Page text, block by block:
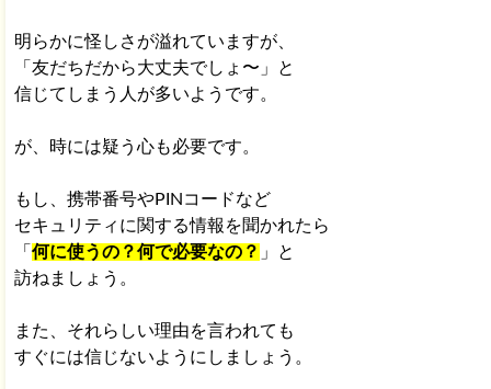
明らかに怪しさが溢れていますが、
「友だちだから大丈夫でしょ〜」と
信じてしまう人が多いようです。
が、時には疑う心も必要です。
もし、携帯番号やPINコードなど
セキュリティに関する情報を聞かれたら
「 何に使うの？何で必要なの？ 」と
訪ねましょう。
また、それらしい理由を言われても
すぐには信じないようにしましょう。